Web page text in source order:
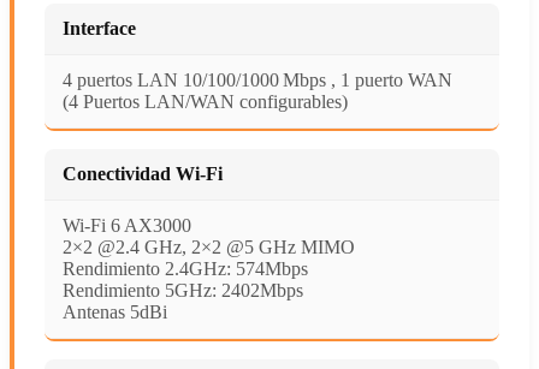
Interface
4 puertos LAN 10/100/1000 Mbps , 1 puerto WAN
(4 Puertos LAN/WAN configurables)
Conectividad Wi-Fi
Wi-Fi 6 AX3000
2×2 @2.4 GHz, 2×2 @5 GHz MIMO
Rendimiento 2.4GHz: 574Mbps
Rendimiento 5GHz: 2402Mbps
Antenas 5dBi